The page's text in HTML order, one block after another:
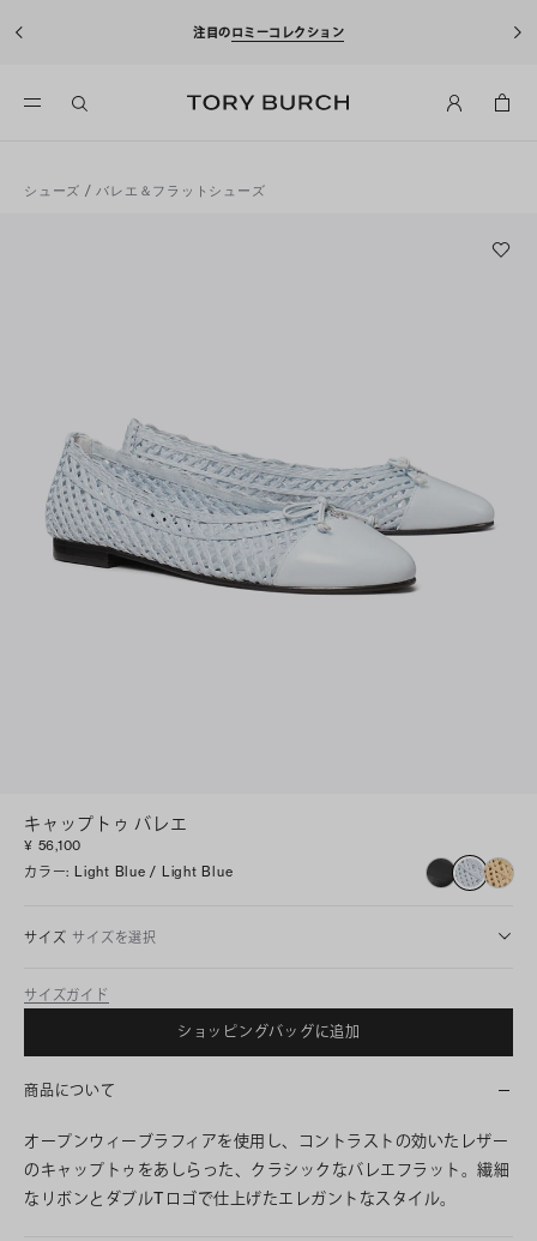
注目のロミーコレクション
シューズ /バレエ＆フラットシューズ
キャップトゥ バレエ
¥ 56,100
カラー: Light Blue / Light Blue
サイズ サイズを選択
サイズガイド
ショッピングバッグに追加
商品について
オープンウィーブラフィアを使用し、コントラストの効いたレザー
のキャップトゥをあしらった、クラシックなバレエフラット。繊細
なリボンとダブルTロゴで仕上げたエレガントなスタイル。